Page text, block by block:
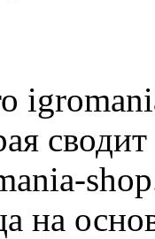
на